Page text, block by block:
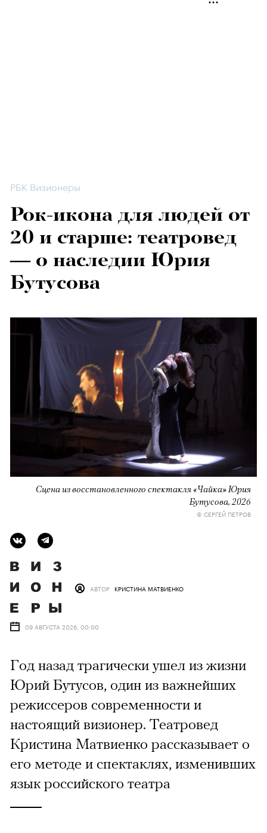
РБК Визионеры
Рок-икона для людей от
20 и старше: театровед
— о наследии Юрия
Бутусова
Сцена из восстановленного спектакля «Чайка» Юрия
Бутусова, 2026
© СЕРГЕЙ ПЕТРОВ
АВТОР КРИСТИНА МАТВИЕНКО
09 АВГУСТА 2026, 00:00
Год назад трагически ушел из жизни
Юрий Бутусов, один из важнейших
режиссеров современности и
настоящий визионер. Театровед
Кристина Матвиенко рассказывает о
его методе и спектаклях, изменивших
язык российского театра